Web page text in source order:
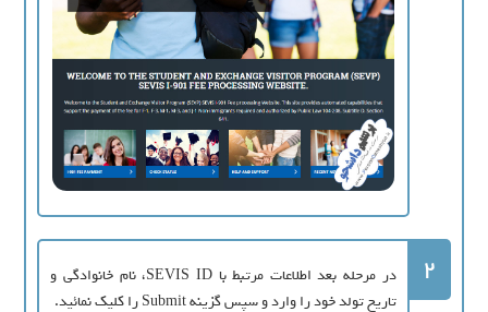
2
در مرحله بعد اطلاعات مرتبط با SEVIS ID، نام خانوادگی و
تاریخ تولد خود را وارد و سپس گزینه Submit را کلیک نمائید.